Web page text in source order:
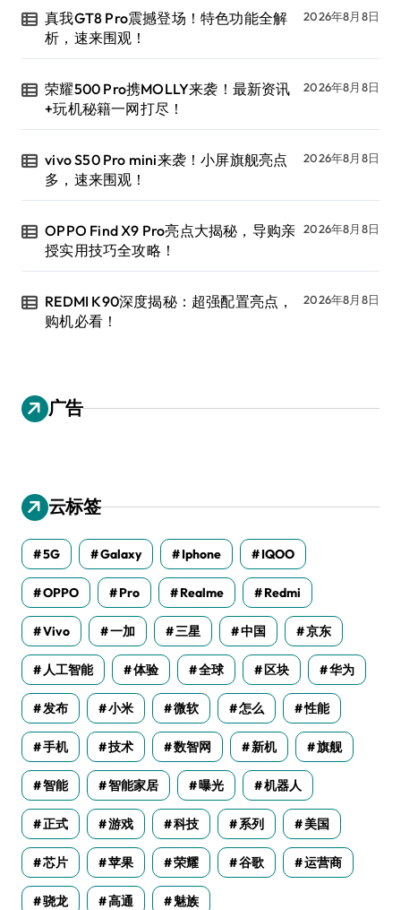
真我GT8 Pro震撼登场！特色功能全解
析，速来围观！
2026年8月8日
荣耀500 Pro携MOLLY来袭！最新资讯
+玩机秘籍一网打尽！
2026年8月8日
vivo S50 Pro mini来袭！小屏旗舰亮点
多，速来围观！
2026年8月8日
OPPO Find X9 Pro亮点大揭秘，导购亲
授实用技巧全攻略！
2026年8月8日
REDMI K90深度揭秘：超强配置亮点，
购机必看！
2026年8月8日
广告
云标签
5G Galaxy Iphone IQOO
OPPO Pro Realme Redmi
Vivo 一加 三星 中国 京东
人工智能 体验 全球 区块 华为
发布 小米 微软 怎么 性能
手机 技术 数智网 新机 旗舰
智能 智能家居 曝光 机器人
正式 游戏 科技 系列 美国
芯片 苹果 荣耀 谷歌 运营商
骁龙 高通 魅族